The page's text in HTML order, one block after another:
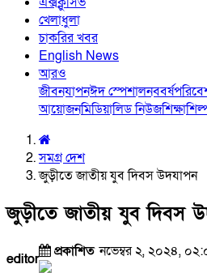
খেলাধুলা
চাকরির খবর
English News
আরও
জীবনযাপনঈদ স্পেশালনববর্ষ
আয়োজনমিডিয়ালিড নিউজশিক্ষা
সমগ্র দেশ
জুড়ীতে জাতীয় যুব দিবস উদযাপন
জুড়ীতে জাতীয় যুব দিবস
editor প্রকাশিতনভেম্বর ২, ২০২৪,